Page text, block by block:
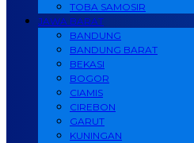
TOBA SAMOSIR
JAWA BARAT
BANDUNG
BANDUNG BARAT
BEKASI
BOGOR
CIAMIS
CIREBON
GARUT
KUNINGAN